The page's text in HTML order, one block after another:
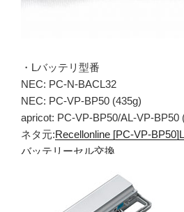
・Lバッテリ型番
NEC: PC-N-BACL32
NEC: PC-VP-BP50 (435g)
apricot: PC-VP-BP50/AL-VP-BP50
ネタ元:Recellonline [PC-VP-
バッテリーセル交換